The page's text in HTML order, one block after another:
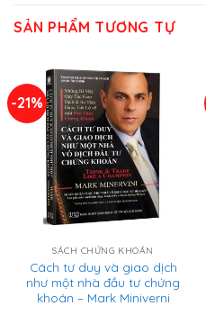
SẢN PHẨM TƯƠNG TỰ
-21%
SÁCH CHỨNG KHOÁN
Cách tư duy và giao dịch
như một nhà đầu tư chứng
khoán – Mark Miniverni